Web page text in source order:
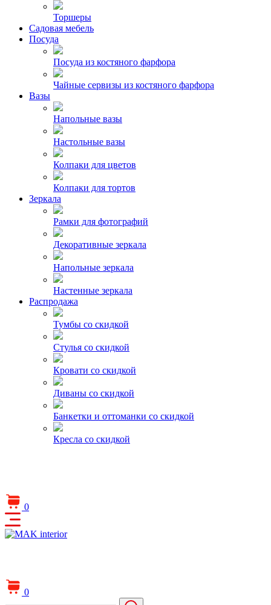
Торшеры
Садовая мебель
Посуда
Посуда из костяного фарфора
Чайные сервизы из костяного фарфора
Вазы
Напольные вазы
Настольные вазы
Колпаки для цветов
Колпаки для тортов
Зеркала
Рамки для фотографий
Декоративные зеркала
Напольные зеркала
Настенные зеркала
Распродажа
Тумбы со скидкой
Стулья со скидкой
Кровати со скидкой
Диваны со скидкой
Банкетки и оттоманки со скидкой
Кресла со скидкой
0
0